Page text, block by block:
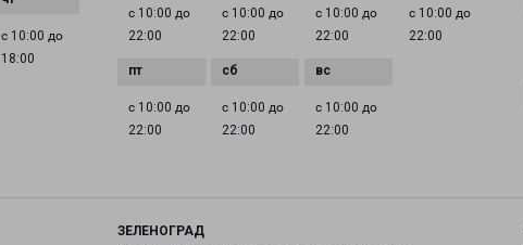
с 10:00 до
18:00
с 10:00 до
22:00
с 10:00 до
22:00
с 10:00 до
22:00
с 10:00 до
22:00
с 10:00 до
22:00
с 10:00 до
22:00
с 10:00 до
22:00
ЗЕЛЕНОГРАД